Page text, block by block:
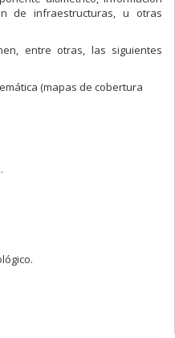
de infraestructuras, u otras
entre otras, las siguientes
(mapas de cobertura